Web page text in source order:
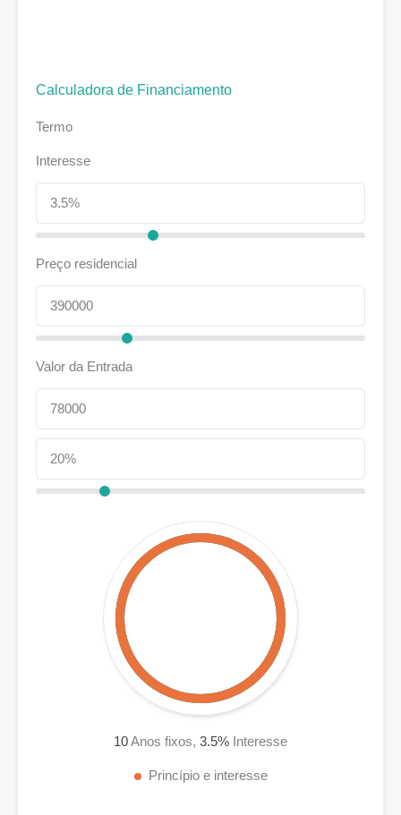
Calculadora de Financiamento
Termo
Interesse
Preço residencial
Valor da Entrada
10Anos fixos, 3.5% Interesse
Princípio e interesse